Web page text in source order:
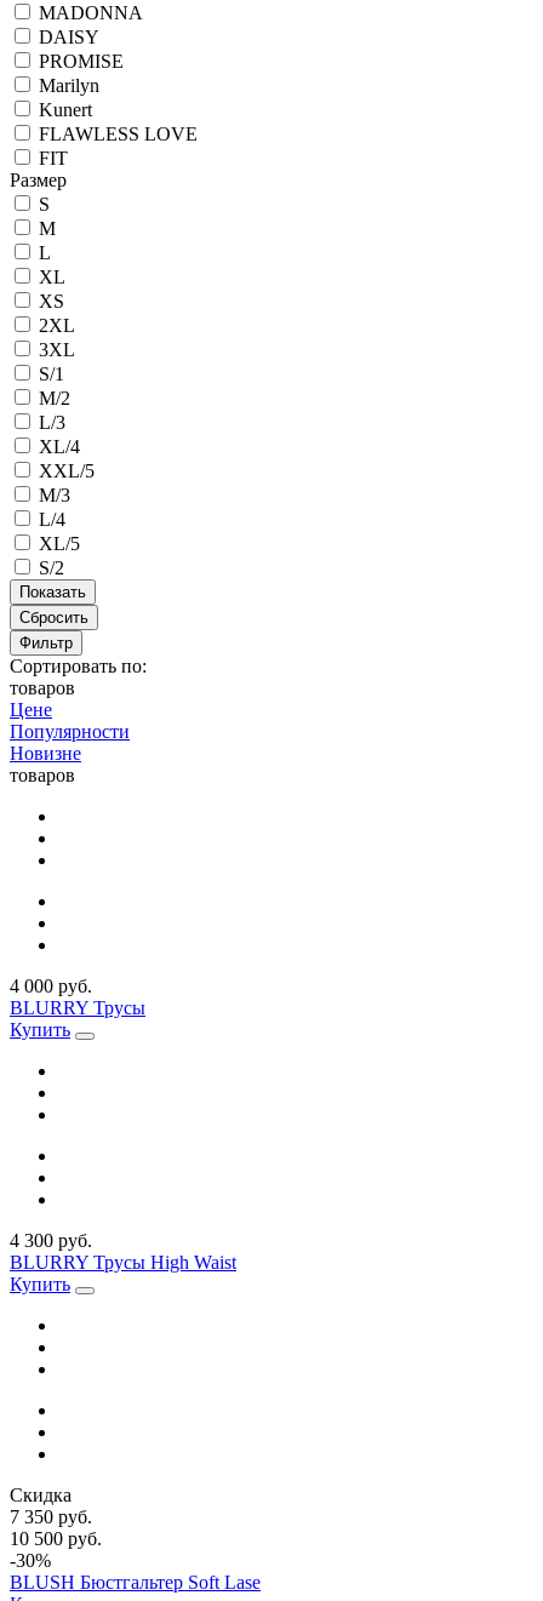
MADONNA
DAISY
PROMISE
Marilyn
Kunert
FLAWLESS LOVE
FIT
Размер
S
M
L
XL
XS
2XL
3XL
S/1
M/2
L/3
XL/4
XXL/5
M/3
L/4
XL/5
S/2
Сбросить
Фильтр
Сортировать по:
товаров
Цене
Популярности
Новизне
товаров
4 000 руб.
BLURRY Трусы
Купить
4 300 руб.
BLURRY Трусы High Waist
Купить
Скидка
7 350 руб.
10 500 руб.
-30%
BLUSH Бюстгальтер Soft Lase